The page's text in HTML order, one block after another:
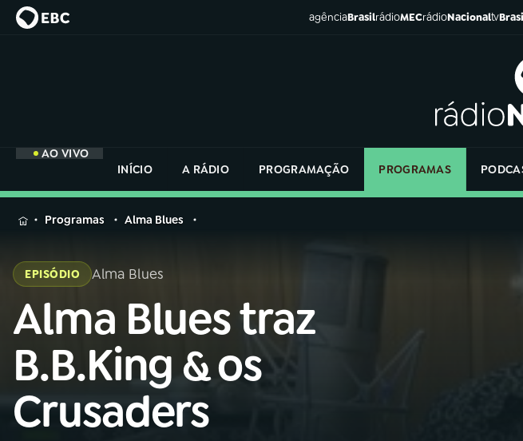
agênciaBrasilrádioMECrádioNacionaltv
AO VIVO
INÍCIO
A RÁDIO PROGRAMAÇÃO PROGRAMAS
MENU
Buscar
na
Rádio
Nacional
AO VIVO
01INÍCIO
na
Rádio
Programas Alma Blues
EPISÓDIO Alma Blues
Alma Blues traz
B.B.King & os
Crusaders